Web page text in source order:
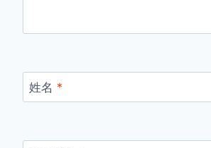
姓名 *